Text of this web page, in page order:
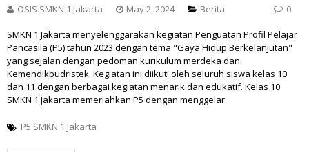
OSIS SMKN 1 Jakarta May 2, 2024 Berita 0
SMKN 1 Jakarta menyelenggarakan kegiatan Penguatan Profil Pelajar
Pancasila (P5) tahun 2023 dengan tema "Gaya Hidup Berkelanjutan"
yang sejalan dengan pedoman kurikulum merdeka dan
Kemendikbudristek. Kegiatan ini diikuti oleh seluruh siswa kelas 10
dan 11 dengan berbagai kegiatan menarik dan edukatif. Kelas 10
SMKN 1 Jakarta memeriahkan P5 dengan menggelar
P5 SMKN 1 Jakarta